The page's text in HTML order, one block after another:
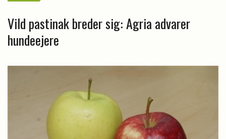
Vild pastinak breder sig: Agria advarer
hundeejere